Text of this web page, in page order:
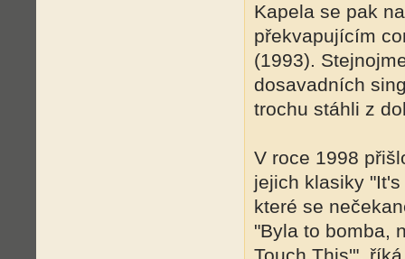
Kapela se pak
překvapujícím
(1993).
dosavadních
trochu stáhli z
V roce 1998
jejich klasiky
které se
"Byla to bomba,